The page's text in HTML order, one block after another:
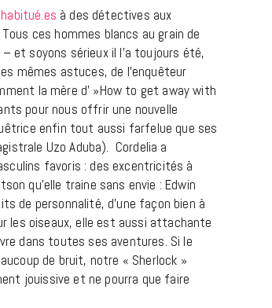
habitué.es à des détectives aux
ces hommes blancs au grain de
et soyons sérieux il l’a toujours été,
mêmes astuces, de l’enquêteur
la mère d' »How to get away with
pour nous offrir une nouvelle
enfin tout aussi farfelue que ses
Uzo Aduba). Cordelia a
favoris : des excentricités à
qu’elle traine sans envie : Edwin
de personnalité, d’une façon bien à
les oiseaux, elle est aussi attachante
dans toutes ses aventures. Si le
de bruit, notre « Sherlock »
jouissive et ne pourra que faire
BONS PLANS
Les Eclatantes : une soirée entre
concerts, expos, kart, aéroplume…
à la Cité des Sciences